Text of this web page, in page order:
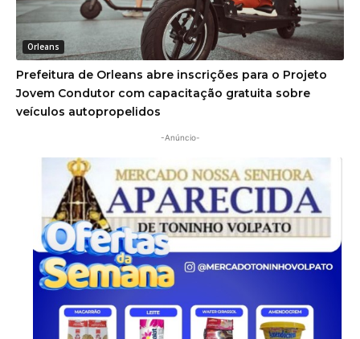
Orleans
Prefeitura de Orleans abre inscrições para o Projeto
Jovem Condutor com capacitação gratuita sobre
veículos autopropelidos
-Anúncio-